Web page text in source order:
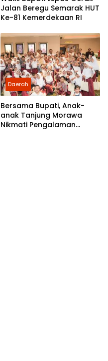
Jalan Beregu Semarak HUT
Ke-81 Kemerdekaan RI
Daerah
Bersama Bupati, Anak-
anak Tanjung Morawa
Nikmati Pengalaman